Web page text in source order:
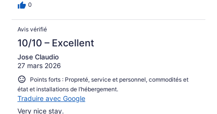
0
Avis vérifié
10/10 – Excellent
Jose Claudio
27 mars 2026
Points forts : Propreté, service et personnel, commodités et
état et installations de l’hébergement.
Traduire avec Google
Very nice stay.